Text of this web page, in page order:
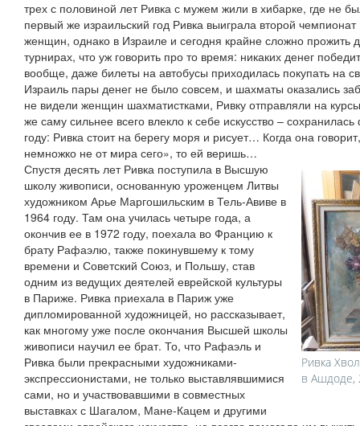
трех с половиной лет Ривка с мужем жили в хибарке, где не
первый же израильский год Ривка выиграла второй
женщин, однако в Израиле и сегодня крайне сложно прожить
турнирах, что уж говорить про то время: никаких денег
вообще, даже билеты на автобусы приходилась покупать на
Израиль пары денег не было совсем, и шахматы оказались
не видели женщин шахматистками, Ривку отправляли на
же саму сильнее всего влекло к себе искусство –
году: Ривка стоит на берегу моря и рисует… Когда она
немножко не от мира сего», то ей веришь…
Ривка
в Ашдоде,
Спустя десять лет Ривка поступила в Высшую
школу живописи, основанную уроженцем Литвы
художником Арье Маргошильским в Тель-Авиве в
1964 году. Там она училась четыре года, а
окончив ее в 1972 году, поехала во Францию к
брату Рафаэлю, также покинувшему к тому
времени и Советский Союз, и Польшу, став
одним из ведущих деятелей еврейской культуры
в Париже. Ривка приехала в Париж уже
дипломированной художницей, но рассказывает,
как многому уже после окончания Высшей школы
живописи научил ее брат. То, что Рафаэль и
Ривка были прекрасными художниками-
экспрессионистами, не только выставлявшимися
сами, но и участвовавшими в совместных
выставках с Шагалом, Мане-Кацем и другими